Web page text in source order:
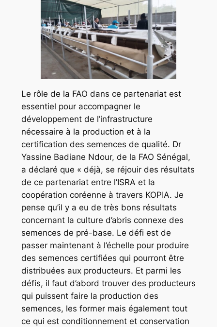
Le rôle de la FAO dans ce partenariat est
essentiel pour accompagner le
développement de l’infrastructure
nécessaire à la production et à la
certification des semences de qualité. Dr
Yassine Badiane Ndour, de la FAO Sénégal,
a déclaré que « déjà, se réjouir des résultats
de ce partenariat entre l’ISRA et la
coopération coréenne à travers KOPIA. Je
pense qu’il y a eu de très bons résultats
concernant la culture d’abris connexe des
semences de pré-base. Le défi est de
passer maintenant à l’échelle pour produire
des semences certifiées qui pourront être
distribuées aux producteurs. Et parmi les
défis, il faut d’abord trouver des producteurs
qui puissent faire la production des
semences, les former mais également tout
ce qui est conditionnement et conservation